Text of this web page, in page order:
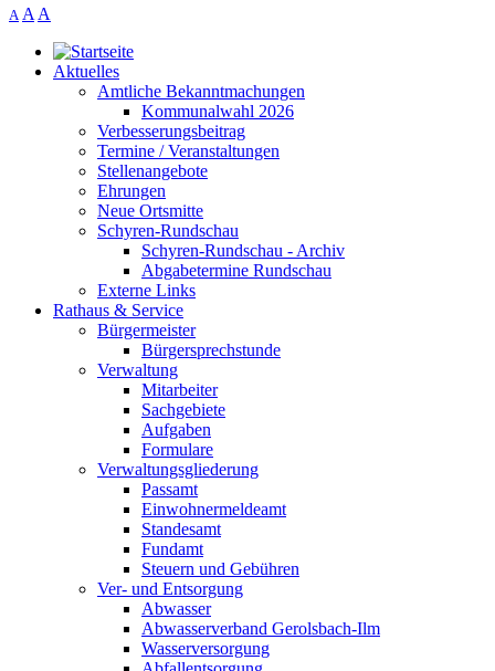
A A A
Aktuelles
Amtliche Bekanntmachungen
Kommunalwahl 2026
Verbesserungsbeitrag
Termine / Veranstaltungen
Stellenangebote
Ehrungen
Neue Ortsmitte
Schyren-Rundschau
Schyren-Rundschau - Archiv
Abgabetermine Rundschau
Externe Links
Rathaus & Service
Bürgermeister
Bürgersprechstunde
Verwaltung
Mitarbeiter
Sachgebiete
Aufgaben
Formulare
Verwaltungsgliederung
Passamt
Einwohnermeldeamt
Standesamt
Fundamt
Steuern und Gebühren
Ver- und Entsorgung
Abwasser
Abwasserverband Gerolsbach-Ilm
Wasserversorgung